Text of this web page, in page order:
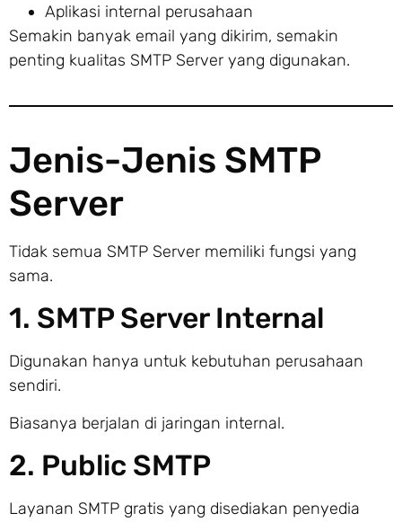
Aplikasi internal perusahaan
Semakin banyak email yang dikirim, semakin
penting kualitas SMTP Server yang digunakan.
Jenis-Jenis SMTP
Server
Tidak semua SMTP Server memiliki fungsi yang
sama.
1. SMTP Server Internal
Digunakan hanya untuk kebutuhan perusahaan
sendiri.
Biasanya berjalan di jaringan internal.
2. Public SMTP
Layanan SMTP gratis yang disediakan penyedia